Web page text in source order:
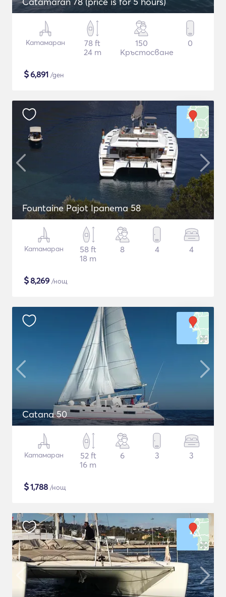
Катамаран
78 ft
24 m
150
Кръстосване
0
$6,891 /ден
Fountaine Pajot Ipanema 58
Катамаран
58 ft
18 m
8 4 4
$8,269 /нощ
Catana 50
Катамаран
52 ft
16 m
6 3 3
$1,788 /нощ